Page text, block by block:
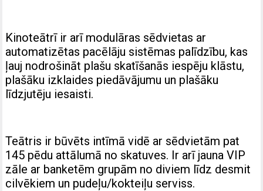
Kinoteātrī ir arī modulāras sēdvietas ar
automatizētas pacēlāju sistēmas palīdzību, kas
ļauj nodrošināt plašu skatīšanās iespēju klāstu,
plašāku izklaides piedāvājumu un plašāku
līdzjutēju iesaisti.
Teātris ir būvēts intīmā vidē ar sēdvietām pat
145 pēdu attālumā no skatuves. Ir arī jauna VIP
zāle ar banketēm grupām no diviem līdz desmit
cilvēkiem un pudeļu/kokteiļu serviss.